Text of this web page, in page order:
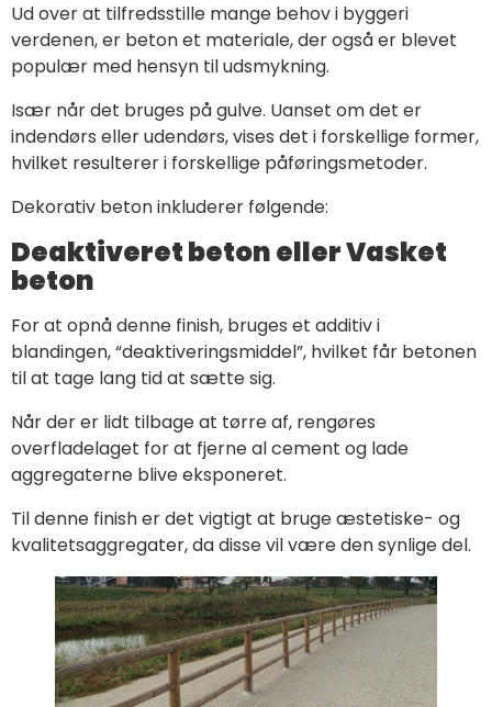
Ud over at tilfredsstille mange behov i byggeri
verdenen, er beton et materiale, der også er blevet
populær med hensyn til udsmykning.
Især når det bruges på gulve. Uanset om det er
indendørs eller udendørs, vises det i forskellige former,
hvilket resulterer i forskellige påføringsmetoder.
Dekorativ beton inkluderer følgende:
Deaktiveret beton eller Vasket
beton
For at opnå denne finish, bruges et additiv i
blandingen, “deaktiveringsmiddel”, hvilket får betonen
til at tage lang tid at sætte sig.
Når der er lidt tilbage at tørre af, rengøres
overfladelaget for at fjerne al cement og lade
aggregaterne blive eksponeret.
Til denne finish er det vigtigt at bruge æstetiske- og
kvalitetsaggregater, da disse vil være den synlige del.